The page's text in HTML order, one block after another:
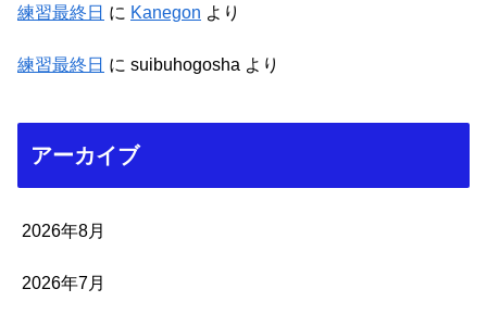
練習最終日 に Kanegon より
練習最終日 に suibuhogosha より
アーカイブ
2026年8月
2026年7月